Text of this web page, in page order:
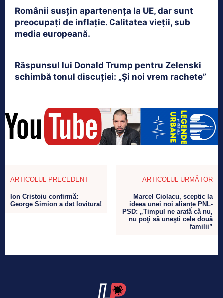
Românii susțin apartenența la UE, dar sunt
preocupați de inflație. Calitatea vieții, sub
media europeană.
Răspunsul lui Donald Trump pentru Zelenski
schimbă tonul discuției: „Și noi vrem rachete”
ARTICOLUL PRECEDENT
Ion Cristoiu confirmă:
George Simion a dat lovitura!
ARTICOLUL URMĂTOR
Marcel Ciolacu, sceptic la
ideea unei noi alianțe PNL-
PSD: „Timpul ne arată că nu,
nu poţi să uneşti cele două
familii”